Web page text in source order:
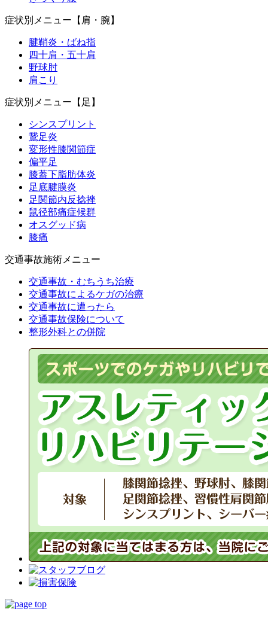
症状別メニュー【肩・腕】
腱鞘炎・ばね指
四十肩・五十肩
野球肘
肩こり
症状別メニュー【足】
シンスプリント
鵞足炎
変形性膝関節症
偏平足
膝蓋下脂肪体炎
足底腱膜炎
足関節内反捻挫
鼠径部痛症候群
オスグッド病
膝痛
交通事故施術メニュー
交通事故・むちうち治療
交通事故によるケガの治療
交通事故に遭ったら
交通事故保険について
整形外科との併院